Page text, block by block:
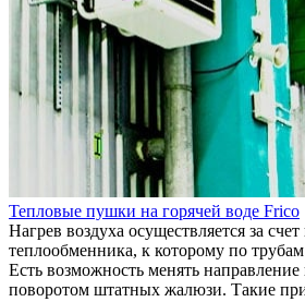
Тепловые пушки на горячей воде Frico
Нагрев воздуха осуществляется за
теплообменника, к которому по трубам
Есть возможность менять
поворотом штатных жалюзи. Такие